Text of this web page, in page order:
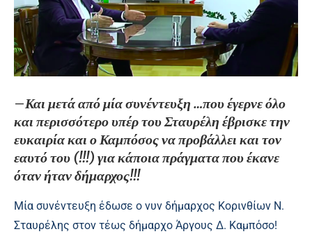
–Και μετά από μία συνέντευξη …που έγερνε όλο
και περισσότερο υπέρ του Σταυρέλη έβρισκε την
ευκαιρία και ο Καμπόσος να προβάλλει και τον
εαυτό του (!!!) για κάποια πράγματα που έκανε
όταν ήταν δήμαρχος!!!
Μία συνέντευξη έδωσε ο νυν δήμαρχος Κορινθίων Ν.
Σταυρέλης στον τέως δήμαρχο Άργους Δ. Καμπόσο!